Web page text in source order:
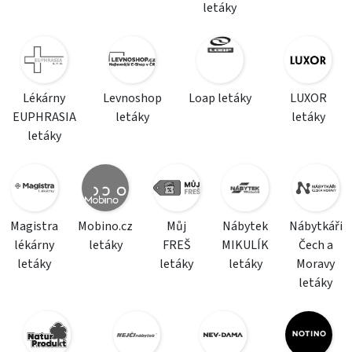
letáky
Lékárny
EUPHRASIA
letáky
Levnoshop
letáky
Loap letáky
LUXOR
letáky
Magistra
lékárny
letáky
Mobino.cz
letáky
Můj
FREŠ
letáky
Nábytek
MIKULÍK
letáky
Nábytkáři
Čech a
Moravy
letáky